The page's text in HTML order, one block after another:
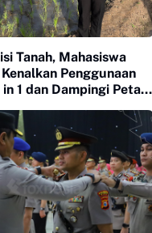
Tanah, Mahasiswa
Penggunaan
1 dan Dampingi Petani